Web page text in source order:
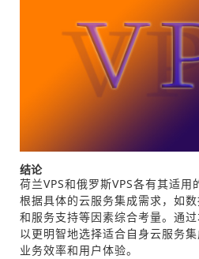
结论
荷兰VPS和俄罗斯VPS各有其适
根据具体的云服务集成需求，如
和服务支持等因素综合考量。通
以更明智地选择适合自身云服务
业务效率和用户体验。